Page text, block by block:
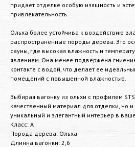
придает отделке особую изящность и
привлекательность.
Ольха более устойчива к воздействию
распространенные породы дерева. Это
сауны, где высокая влажность и
явлением. Она менее подвержена
контакте с водой, что делает ее
помещений с повышенной влажностью.
Выбирая вагонку из ольхи с профилем
качественный материал для отделки, но
уникальный и элегантный интерьер в
Класс: А
Порода дерева: Ольха
Длинна вагонки: 2,6